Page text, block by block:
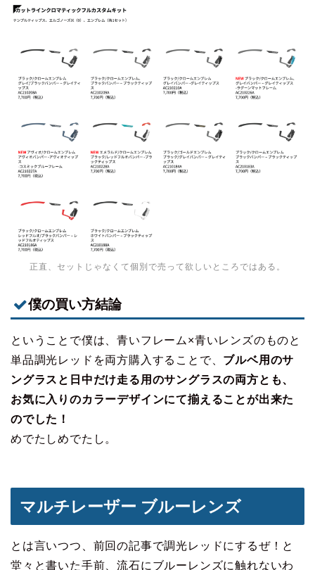
正直、セットじゃなくて個別で売って欲しいところではある。
僕の買い方結論
ということで僕は、青いフレーム×青いレンズのものと
単品調光レッドを両方購入することで、 ブルベ用のサ
ングラスと日中だけ走る用のサングラスの両方とも、
お気に入りのカラーデザインにて揃えることが出来た
のでした！
めでたしめでたし。
マルチレーザー ブルーレンズ
とは言いつつ、前回の記事で調光レッドにするぜ！と
堂々と書いた手前、流石にブルーレンズに触れないわ